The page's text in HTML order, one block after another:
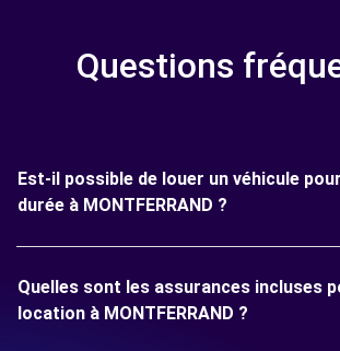
Questions
Est-il possible de louer un véhicule
durée à MONTFERRAND ?
Quelles sont les assurances incluses
location à MONTFERRAND ?